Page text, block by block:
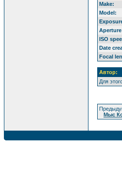
Make:
Model:
ISO
Date
Focal
Автор:
Для
Мыс